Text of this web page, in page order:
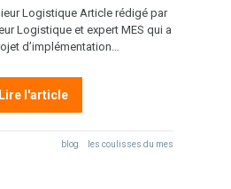
Logistique Article rédigé par
Logistique et expert MES qui a
d’implémentation…
Lire l'article
blog les coulisses du mes